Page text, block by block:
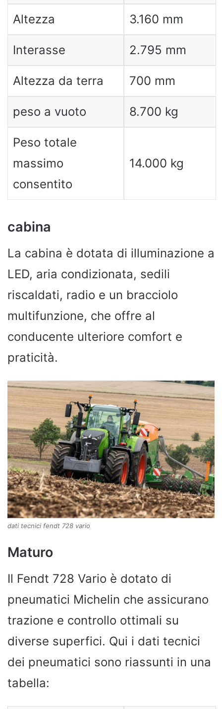
Altezza 3.160 mm
Interasse 2.795 mm
Altezza da terra 700 mm
peso a vuoto 8.700 kg
Peso totale
massimo
consentito
14.000 kg
cabina
La cabina è dotata di illuminazione a
LED, aria condizionata, sedili
riscaldati, radio e un bracciolo
multifunzione, che offre al
conducente ulteriore comfort e
praticità.
dati tecnici fendt 728 vario
Maturo
Il Fendt 728 Vario è dotato di
pneumatici Michelin che assicurano
trazione e controllo ottimali su
diverse superfici. Qui i dati tecnici
dei pneumatici sono riassunti in una
tabella: